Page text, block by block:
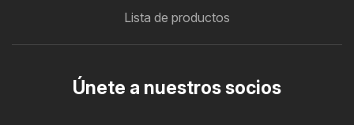
Lista de productos
Únete a nuestros socios